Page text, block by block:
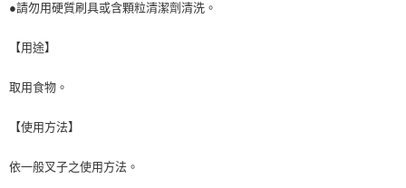
●請勿用硬質刷具或含顆粒清潔劑清洗。
【用途】
取用食物。
【使用方法】
依一般叉子之使用方法。